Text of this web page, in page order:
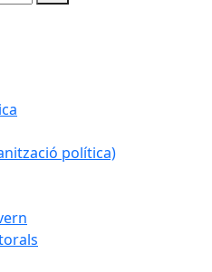
política)